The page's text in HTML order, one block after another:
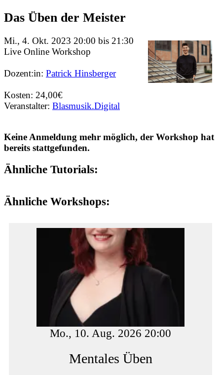
Das Üben der Meister
Mi., 4. Okt. 2023 20:00 bis 21:30
Live Online Workshop
Dozent:in: Patrick Hinsberger
Kosten: 24,00€
Veranstalter: Blasmusik.Digital
Keine Anmeldung mehr möglich, der Workshop hat
bereits stattgefunden.
Ähnliche Tutorials:
Ähnliche Workshops:
Mo., 10. Aug. 2026 20:00
Mentales Üben